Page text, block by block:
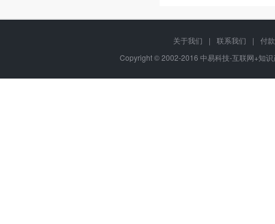
关于我们 | 联系我们 |
付
Copyright © 2002-2016 中易科技-互联网+知